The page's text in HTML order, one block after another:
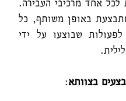
באופן משותף, כל
שבוצעו על ידי
בצוותא: